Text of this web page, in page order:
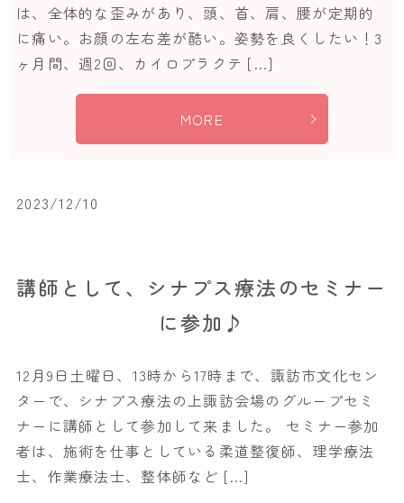
は、全体的な歪みがあり、頭、首、肩、腰が定期的
に痛い。お顔の左右差が酷い。姿勢を良くしたい！3
ヶ月間、週2回、カイロプラクテ […]
MORE
2023/12/10
講師として、シナプス療法のセミナー
に参加♪
12月9日土曜日、13時から17時まで、諏訪市文化セン
ターで、シナプス療法の上諏訪会場のグループセミ
ナーに講師として参加して来ました。 セミナー参加
者は、施術を仕事としている柔道整復師、理学療法
士、作業療法士、整体師など […]